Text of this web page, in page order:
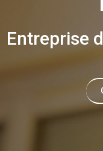
Entreprise